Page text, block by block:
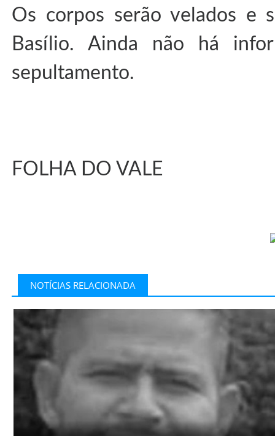
Os corpos serão velados e
Basílio. Ainda não há
sepultamento.
FOLHA DO VALE
NOTÍCIAS RELACIONADA